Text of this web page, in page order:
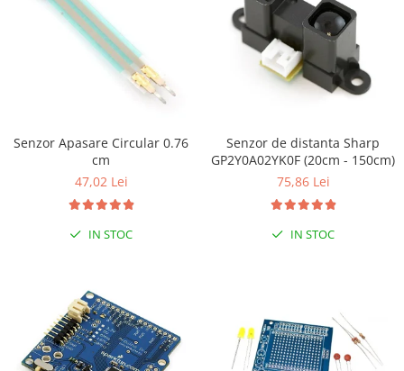
Senzor Apasare Circular 0.76
cm
47,02 Lei
IN STOC
Senzor de distanta Sharp
GP2Y0A02YK0F (20cm - 150cm)
75,86 Lei
IN STOC